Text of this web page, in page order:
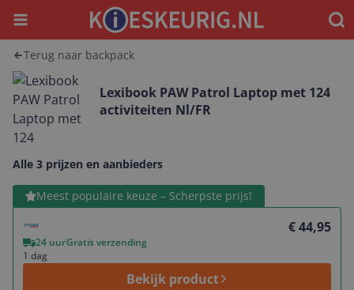
Menu
Terug naar backpack
Lexibook PAW Patrol Laptop met 124
activiteiten Nl/FR
Alle 3 prijzen en aanbieders
Meest populaire keuze – Scherpste prijs!
€ 44,95
24 uurGratis verzending
1 dag
Bekijk product
Bekijk product